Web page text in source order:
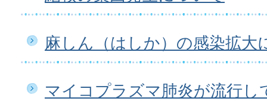
麻しん（はしか）の感染拡大
マイコプラズマ肺炎が流行し